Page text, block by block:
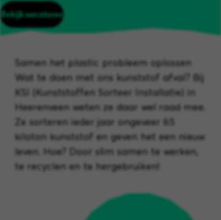
Bekijk vacatures
Samen het plastic probleem oplossen
Wat te doen met ons kunststof afval? Bij
KSI (Kunststoffen Sorteer Installatie) in
Heerenveen weten ze daar wel raad mee.
Ze sorteren ieder jaar ongeveer 65
kiloton kunststof en geven het een nieuw
leven. Hoe? Door slim samen te werken,
te recyclen en te hergebruiken!